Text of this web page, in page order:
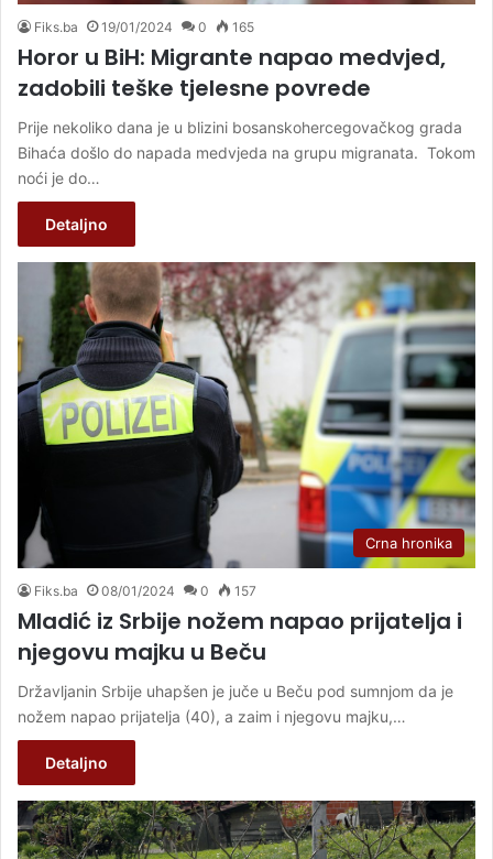
Fiks.ba 19/01/2024 0 165
Horor u BiH: Migrante napao medvjed,
zadobili teške tjelesne povrede
Prije nekoliko dana je u blizini bosanskohercegovačkog grada
Bihaća došlo do napada medvjeda na grupu migranata. Tokom
noći je do…
Detaljno
Crna hronika
Fiks.ba 08/01/2024 0 157
Mladić iz Srbije nožem napao prijatelja i
njegovu majku u Beču
Državljanin Srbije uhapšen je juče u Beču pod sumnjom da je
nožem napao prijatelja (40), a zaim i njegovu majku,…
Detaljno